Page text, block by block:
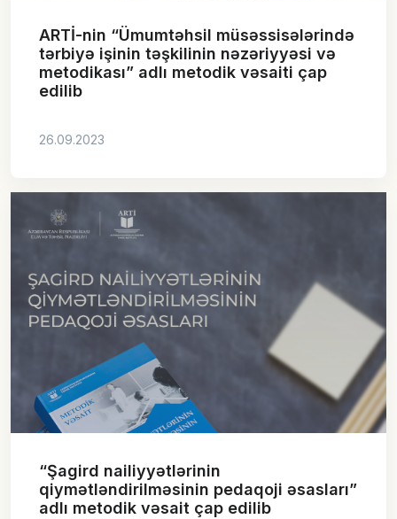
ARTİ-nin “Ümumtəhsil müsəssisələrində
tərbiyə işinin təşkilinin nəzəriyyəsi və
metodikası” adlı metodik vəsaiti çap
edilib
26.09.2023
“Şagird nailiyyətlərinin
qiymətləndirilməsinin pedaqoji əsasları”
adlı metodik vəsait çap edilib